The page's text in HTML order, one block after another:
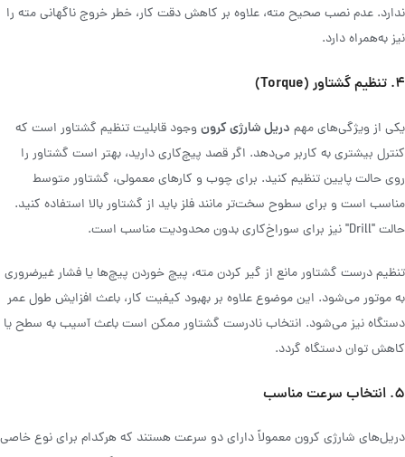
ندارد. عدم نصب صحیح مته، علاوه بر کاهش دقت کار، خطر خروج ناگهانی مته‌ را
نیز به‌همراه دارد.
۴. تنظیم گشتاور (Torque)
یکی از ویژگی‌های مهم دریل شارژی کرونوجود قابلیت تنظیم گشتاور است که
کنترل بیشتری به کاربر می‌دهد. اگر قصد پیچ‌کاری دارید، بهتر است گشتاور را
روی حالت پایین تنظیم کنید. برای چوب و کارهای معمولی، گشتاور متوسط
مناسب است و برای سطوح سخت‌تر مانند فلز باید از گشتاور بالا استفاده کنید.
حالت "Drill" نیز برای سوراخ‌کاری بدون محدودیت مناسب است.
تنظیم درست گشتاور مانع از گیر کردن مته، پیچ خوردن پیچ‌ها یا فشار غیرضروری
به موتور می‌شود. این موضوع علاوه بر بهبود کیفیت کار، باعث افزایش طول عمر
دستگاه نیز می‌شود. انتخاب نادرست گشتاور ممکن است باعث آسیب به سطح یا
کاهش توان دستگاه گردد.
۵. انتخاب سرعت مناسب
دریل‌های شارژی کرون معمولاً دارای دو سرعت هستند که هرکدام برای نوع خاصی